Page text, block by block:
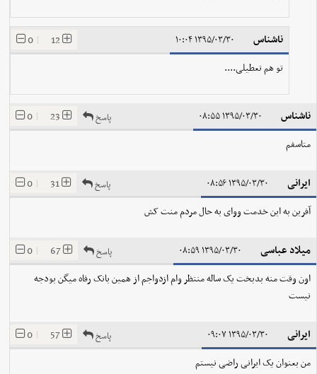
ناشناس ۱۳۹۵/۰۳/۳۰ ۱۰:۰۴ 12
|
0
تو هم تعطیلی....
ناشناس ۱۳۹۵/۰۳/۳۰ ۰۸:۵۵ 23
|
0 پاسخ
متاسفم
ایرانی ۱۳۹۵/۰۳/۳۰ ۰۸:۵۶ 31
|
0 پاسخ
آفرین به این خدمت ووای به حال مردم منت کش
میلاد عباسی ۱۳۹۵/۰۳/۳۰ ۰۸:۵۹ 67
|
0 پاسخ
اون وقت منه بدبخت یک ساله منتظر وام ازدواجم از همین بانک رفاه میگن بودجه
نیست
ایرانی ۱۳۹۵/۰۳/۳۰ ۰۹:۰۷ 57
|
0 پاسخ
من بعنوان یک ایرانی راضی نیستم